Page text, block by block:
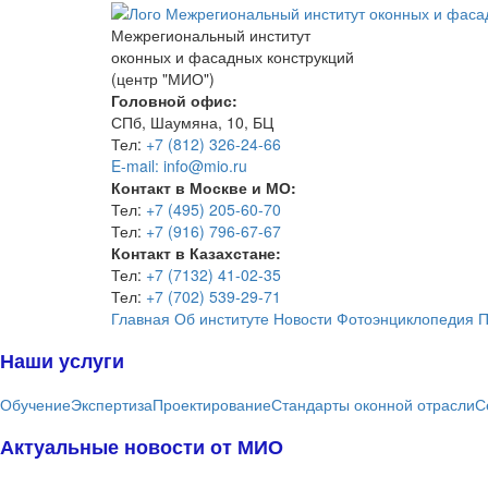
Межрегиональный институт
оконных и фасадных конструкций
(центр "МИО")
Головной офис:
СПб, Шаумяна, 10, БЦ
Тел: +7 (812) 326-24-66
E-mail: info@mio.ru
Контакт в Москве и МО:
Тел: +7 (495) 205-60-70
Тел: +7 (916) 796-67-67
Контакт в Казахстане:
Тел: +7 (7132) 41-02-35
Тел: +7 (702) 539-29-71
Главная Об институте Новости Фотоэнциклопедия
Наши услуги
ОбучениеЭкспертизаПроектированиеСтандарты оконной отрасли
Актуальные новости от МИО